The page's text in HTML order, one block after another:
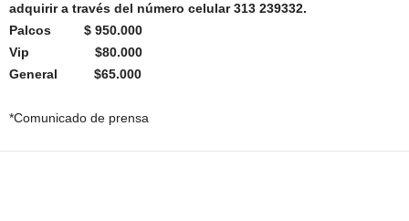
adquirir a través del número celular 313 239332.
Palcos $ 950.000
Vip $80.000
General $65.000
*Comunicado de prensa